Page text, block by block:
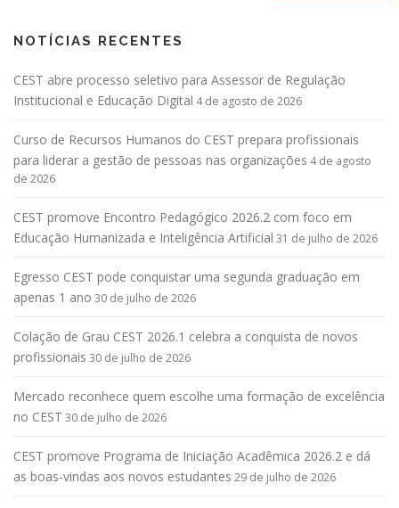
NOTÍCIAS RECENTES
CEST abre processo seletivo para Assessor de Regulação
Institucional e Educação Digital 4 de agosto de 2026
Curso de Recursos Humanos do CEST prepara profissionais
para liderar a gestão de pessoas nas organizações 4 de agosto
de 2026
CEST promove Encontro Pedagógico 2026.2 com foco em
Educação Humanizada e Inteligência Artificial 31 de julho de 2026
Egresso CEST pode conquistar uma segunda graduação em
apenas 1 ano 30 de julho de 2026
Colação de Grau CEST 2026.1 celebra a conquista de novos
profissionais 30 de julho de 2026
Mercado reconhece quem escolhe uma formação de excelência
no CEST 30 de julho de 2026
CEST promove Programa de Iniciação Acadêmica 2026.2 e dá
as boas-vindas aos novos estudantes 29 de julho de 2026